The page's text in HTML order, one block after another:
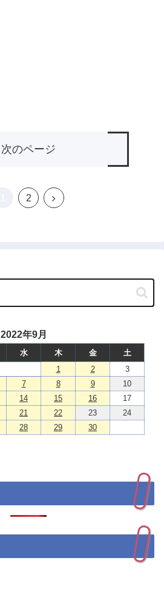
次のページ
2
次
2022年9月
水 木 金
土
1
2
3
7 8 9
10
14 15 16
17
21 22 23
24
28 29 30